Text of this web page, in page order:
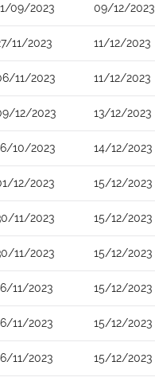
09/2023 09/12/2023
11/2023 11/12/2023
11/2023 11/12/2023
12/2023 13/12/2023
10/2023 14/12/2023
12/2023 15/12/2023
11/2023 15/12/2023
11/2023 15/12/2023
11/2023 15/12/2023
11/2023 15/12/2023
11/2023 15/12/2023